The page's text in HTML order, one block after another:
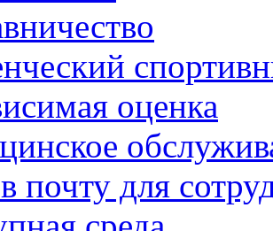
оценка
почту для